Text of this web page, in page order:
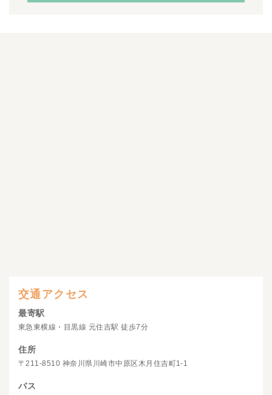
交通アクセス
最寄駅
東急東横線・目黒線 元住吉駅 徒歩7分
住所
〒211-8510 神奈川県川崎市中原区木月住吉町1-1
バス